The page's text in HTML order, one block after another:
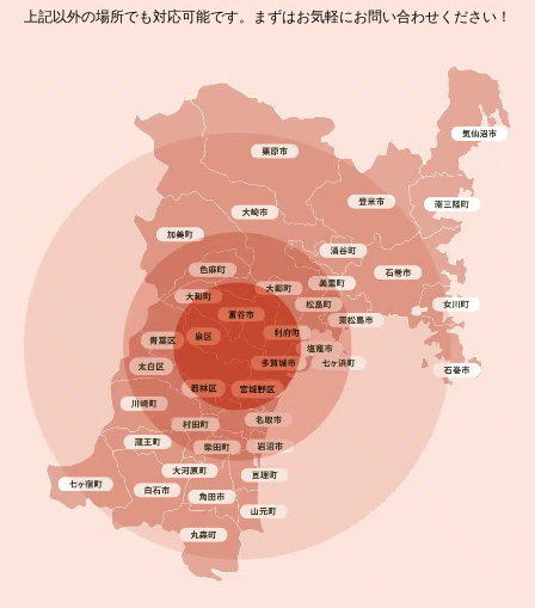
完成日 2023.12.19
雨漏りは防げる？柴田町で屋根カバー工法と無機塗
上記以外の場所でも対応可能です。まずはお気軽にお問い合わせください！